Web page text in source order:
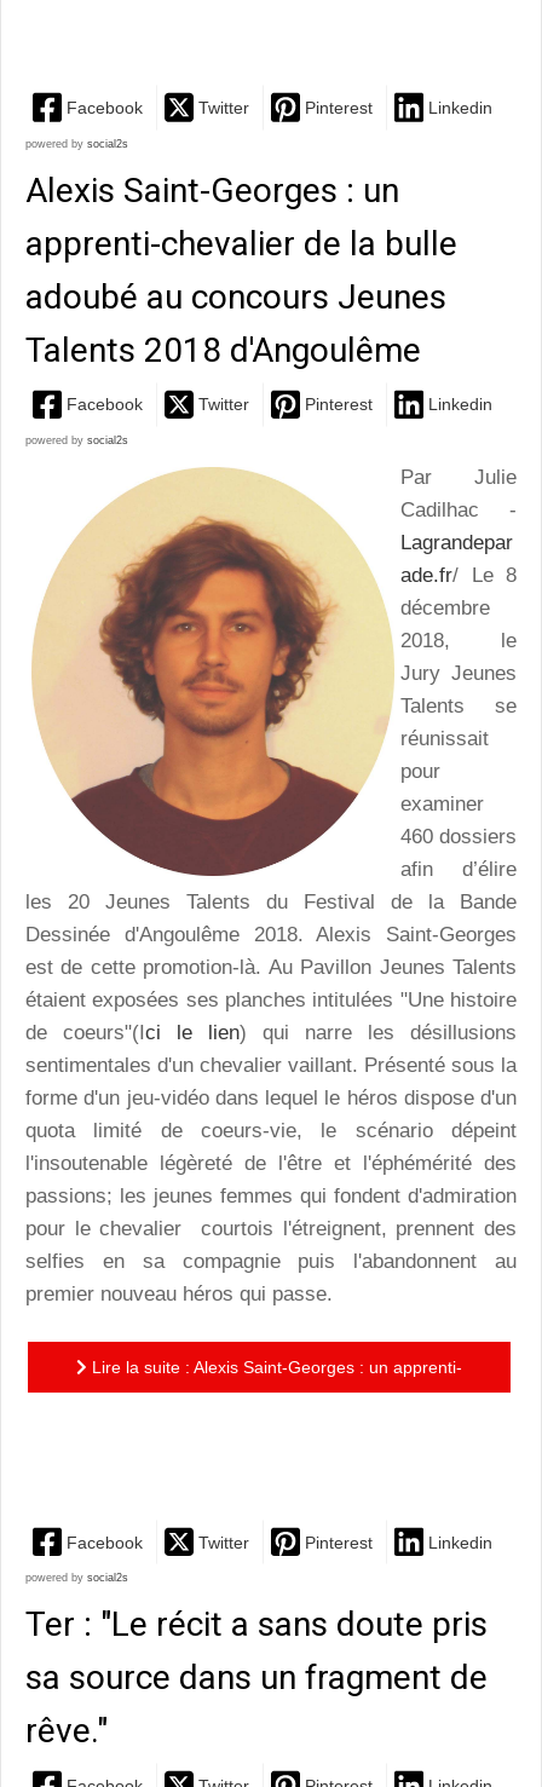
Facebook Twitter Pinterest Linkedin
powered by social2s
Alexis Saint-Georges : un
apprenti-chevalier de la bulle
adoubé au concours Jeunes
Talents 2018 d'Angoulême
Facebook Twitter Pinterest Linkedin
powered by social2s
Par Julie
Cadilhac -
Lagrandepar
ade.fr/ Le 8
décembre
2018, le
Jury Jeunes
Talents se
réunissait
pour
examiner
460 dossiers
afin d’élire
les 20 Jeunes Talents du Festival de la Bande
Dessinée d'Angoulême 2018. Alexis Saint-Georges
est de cette promotion-là. Au Pavillon Jeunes Talents
étaient exposées ses planches intitulées "Une histoire
de coeurs"(Ici le lien) qui narre les désillusions
sentimentales d'un chevalier vaillant. Présenté sous la
forme d'un jeu-vidéo dans lequel le héros dispose d'un
quota limité de coeurs-vie, le scénario dépeint
l'insoutenable légèreté de l'être et l'éphémérité des
passions; les jeunes femmes qui fondent d'admiration
pour le chevalier courtois l'étreignent, prennent des
selfies en sa compagnie puis l'abandonnent au
premier nouveau héros qui passe.
Lire la suite : Alexis Saint-Georges : un apprenti-
Facebook Twitter Pinterest Linkedin
powered by social2s
Ter : "Le récit a sans doute pris
sa source dans un fragment de
rêve."